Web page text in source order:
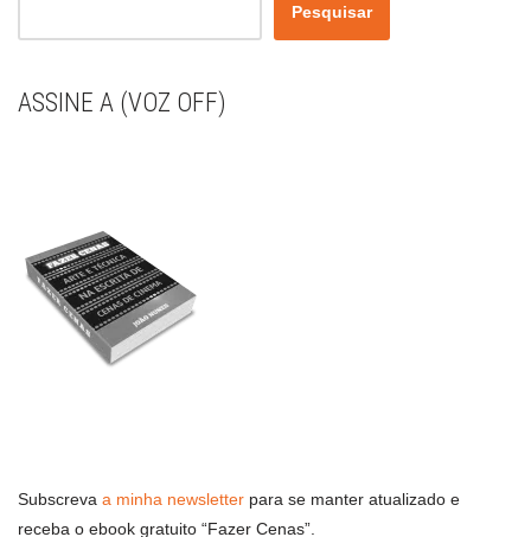
Pesquisar
ASSINE A (VOZ OFF)
Subscreva a minha newsletter para se manter atualizado e
receba o ebook gratuito “Fazer Cenas”.